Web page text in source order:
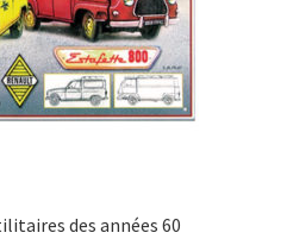
des années 60